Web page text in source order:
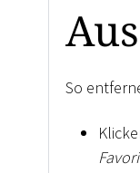
So